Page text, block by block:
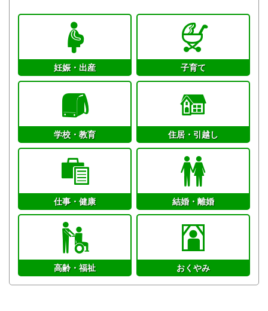
妊娠・出産 子育て
学校・教育 住居・引越し
仕事・健康 結婚・離婚
高齢・福祉 おくやみ